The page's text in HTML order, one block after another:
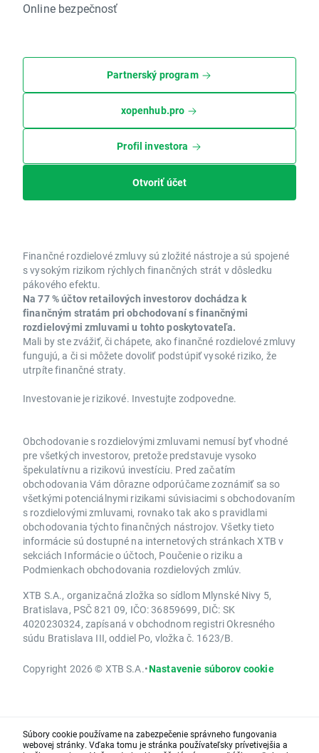
Online bezpečnosť
Partnerský program
xopenhub.pro
Profil investora
Otvoriť účet
Finančné rozdielové zmluvy sú zložité nástroje a sú spojené
s vysokým rizikom rýchlych finančných strát v dôsledku
pákového efektu.
Na 77 % účtov retailových investorov dochádza k
finančným stratám pri obchodovaní s finančnými
rozdielovými zmluvami u tohto poskytovateľa.
Mali by ste zvážiť, či chápete, ako finančné rozdielové zmluvy
fungujú, a či si môžete dovoliť podstúpiť vysoké riziko, že
utrpíte finančné straty.
Investovanie je rizikové. Investujte zodpovedne.
Obchodovanie s rozdielovými zmluvami nemusí byť vhodné
pre všetkých investorov, pretože predstavuje vysoko
špekulatívnu a rizikovú investíciu. Pred začatím
obchodovania Vám dôrazne odporúčame zoznámiť sa so
všetkými potenciálnymi rizikami súvisiacimi s obchodovaním
s rozdielovými zmluvami, rovnako tak ako s pravidlami
obchodovania týchto finančných nástrojov. Všetky tieto
informácie sú dostupné na internetových stránkach XTB v
sekciách Informácie o účtoch, Poučenie o riziku a
Podmienkach obchodovania rozdielových zmlúv.
XTB S.A., organizačná zložka so sídlom Mlynské Nivy 5,
Bratislava, PSČ 821 09, IČO: 36859699, DIČ: SK
4020230324, zapísaná v obchodnom registri Okresného
súdu Bratislava III, oddiel Po, vložka č. 1623/B.
Copyright 2026 © XTB S.A.•Nastavenie súborov cookie
Súbory cookie používame na zabezpečenie správneho fungovania
webovej stránky. Vďaka tomu je stránka používateľsky prívetivejšia a